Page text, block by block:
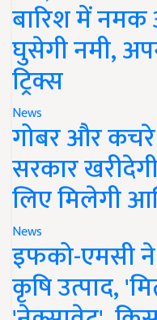
बारिश में
घुसेगी नमी,
ट्रिक्स
News
गोबर और
सरकार
लिए मिलेगी
News
इफको-एमसी ने
कृषि उत्पाद,